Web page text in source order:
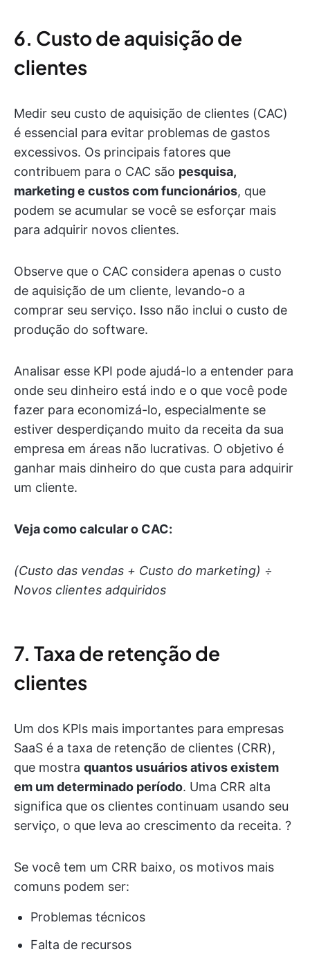
6. Custo de aquisição de
clientes
Medir seu custo de aquisição de clientes (CAC)
é essencial para evitar problemas de gastos
excessivos. Os principais fatores que
contribuem para o CAC são pesquisa,
marketing e custos com funcionários, que
podem se acumular se você se esforçar mais
para adquirir novos clientes.
Observe que o CAC considera apenas o custo
de aquisição de um cliente, levando-o a
comprar seu serviço. Isso não inclui o custo de
produção do software.
Analisar esse KPI pode ajudá-lo a entender para
onde seu dinheiro está indo e o que você pode
fazer para economizá-lo, especialmente se
estiver desperdiçando muito da receita da sua
empresa em áreas não lucrativas. O objetivo é
ganhar mais dinheiro do que custa para adquirir
um cliente.
Veja como calcular o CAC:
(Custo das vendas + Custo do marketing) ÷
Novos clientes adquiridos
7. Taxa de retenção de
clientes
Um dos KPIs mais importantes para empresas
SaaS é a taxa de retenção de clientes (CRR),
que mostra quantos usuários ativos existem
em um determinado período. Uma CRR alta
significa que os clientes continuam usando seu
serviço, o que leva ao crescimento da receita. ?
Se você tem um CRR baixo, os motivos mais
comuns podem ser:
Problemas técnicos
Falta de recursos